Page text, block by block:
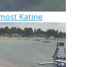
Katine